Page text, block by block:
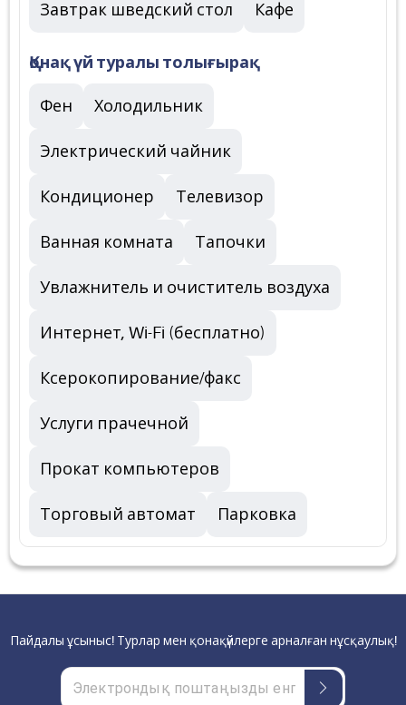
Завтрак шведский стол Кафе
Қонақ үй туралы толығырақ
Фен Холодильник
Электрический чайник
Кондиционер Телевизор
Ванная комната Тапочки
Увлажнитель и очиститель воздуха
Интернет, Wi-Fi (бесплатно)
Ксерокопирование/факс
Услуги прачечной
Прокат компьютеров
Торговый автомат Парковка
Пайдалы ұсыныс! Турлар мен қонақүйлерге арналған нұсқаулық!